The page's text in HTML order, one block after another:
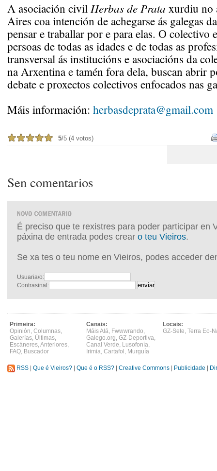
A asociación civil Herbas de Prata xurdiu no
Aires coa intención de achegarse ás galegas
pensar e traballar por e para elas. O colectivo
persoas de todas as idades e de todas as
transversal ás institucións e asociacións da
na Arxentina e tamén fora dela, buscan abrir
debate e proxectos colectivos enfocados nas
Máis información: herbasdeprata@gmail.com
5/5 (4 votos)
Sen comentarios
É preciso que te rexistres para poder participar en
páxina de entrada podes crear o teu Vieiros.
Se xa tes o teu nome en Vieiros, podes acceder
Usuaria/o:
Contrasinal:
Primeira:
Opinión, Columnas,
Galerías, Últimas,
Escáneres,Anteriores,
FAQ, Buscador
Canais:
Máis Alá, Fwwwrando,
Galego.org, GZ-Deportiva,
Canal Verde, Lusofonía,
Irimia, Cartafol , Murguía
Locais:
GZ-Sete, Terra Eo-
RSS Que é Vieiros? Que é o RSS? Creative Commons Publicidade